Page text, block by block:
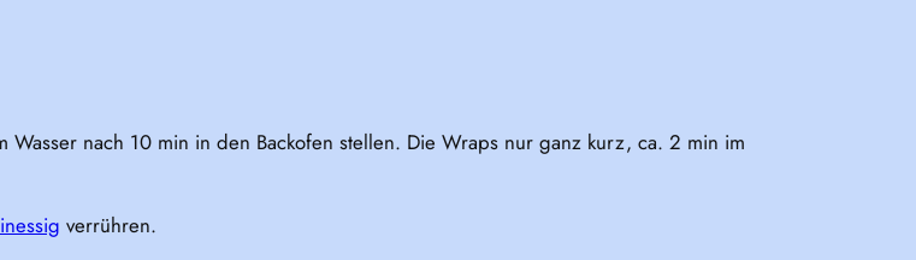
nach 10 min in den Backofen stellen. Die Wraps nur ganz kurz, ca. 2 min im
verrühren.